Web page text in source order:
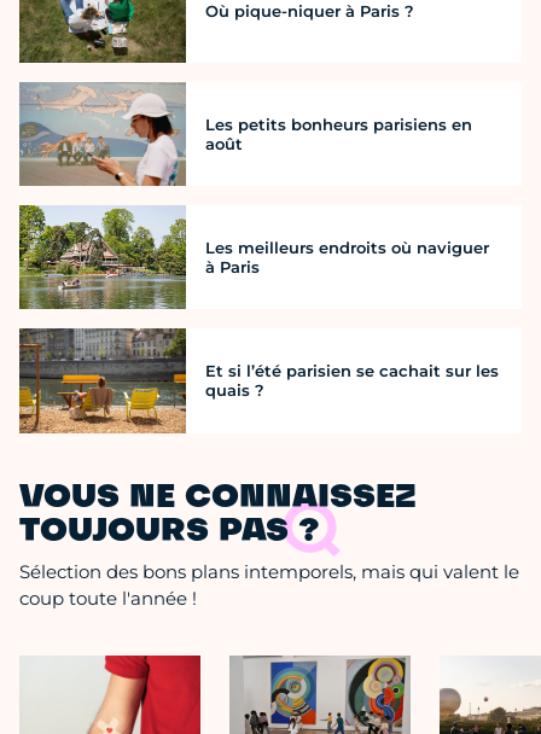
Où pique-niquer à Paris ?
Les petits bonheurs parisiens en
août
Les meilleurs endroits où naviguer
à Paris
Et si l’été parisien se cachait sur les
quais ?
VOUS NE CONNAISSEZ
TOUJOURS PAS ?
Sélection des bons plans intemporels, mais qui valent le
coup toute l'année !